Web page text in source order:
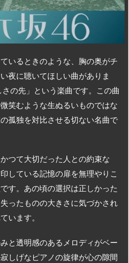
いるときのような、胸の奥がチ
夜に聴いてほしい曲がありま
の先」という楽曲です。この曲
笑むような生ぬるいものではな
孤独を対比させる切ない名曲で
つて大切だった人との約束な
している記憶の扉を無理やりこ
す。あの頃の選択は正しかった
ったものの大きさに気づかされ
います。
と透明感のあるメロディがベー
しげなピアノの旋律が心の隙間